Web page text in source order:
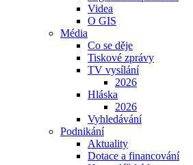
Videa
O GIS
Média
Co se děje
Tiskové zprávy
TV vysílání
2026
Hláska
2026
Vyhledávání
Podnikání
Aktuality
Dotace a financování